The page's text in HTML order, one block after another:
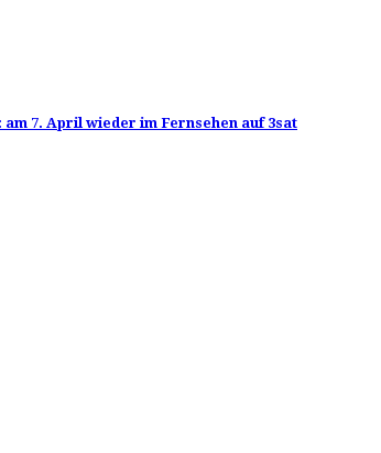
7. April wieder im Fernsehen auf 3sat